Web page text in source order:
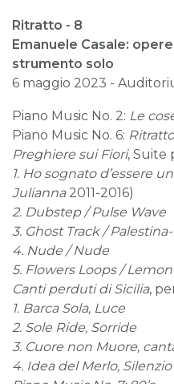
Ritratto - 8
Emanuele Casale:
strumento solo
6 maggio 2023 -
Piano Music No. 2: Le
Piano Music No. 6:
Preghiere sui Fiori, Suite
1. Ho sognato d’essere
Julianna 2011-2016)
2. Dubstep / Pulse Wave
3. Ghost Track /
4. Nude / Nude
5. Flowers Loops /
Canti perduti di Sicilia,
1. Barca Sola, Luce
2. Sole Ride, Sorride
3. Cuore non Muore,
4. Idea del Merlo, Silenzio